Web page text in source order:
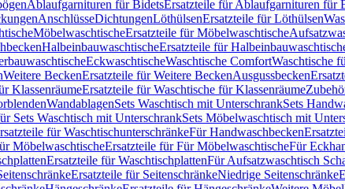
Ablaufgarnituren für BidetsErsatzteile für Ablaufgarnituren für
AnschlüsseDichtungenLöthülsenErsatzteile für Löthülsen
MöbelwaschtischeErsatzteile für Möbelwaschtische
HalbeinbauwaschtischeErsatzteile für
EckwaschtischeWaschtische ComfortWaschtische
Weitere BeckenErsatzteile für Weitere BeckenAusgussbecken
KlassenräumeErsatzteile für Waschtische für Klassenräume
WandablagenSets Waschtisch mit UnterschrankSets
Sets Waschtisch mit UnterschrankSets Möbelwaschtisch mit
für WaschtischunterschränkeFür Handwaschbecken
MöbelwaschtischeErsatzteile für Für MöbelwaschtischeFür
Ersatzteile für WaschtischplattenFür Aufsatzwaschtisch
Ersatzteile für SeitenschränkeNiedrige Seitenschränke